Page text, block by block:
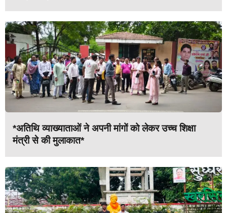
*अतिथि व्याख्याताओं ने अपनी मांगों को लेकर उच्च शिक्षा
मंत्री से की मुलाकात*